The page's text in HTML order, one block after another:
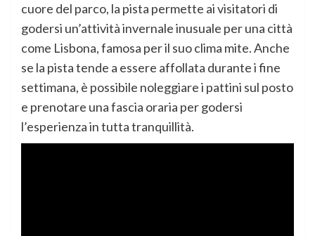
cuore del parco, la pista permette ai visitatori di
godersi un’attività invernale inusuale per una città
come Lisbona, famosa per il suo clima mite. Anche
se la pista tende a essere affollata durante i fine
settimana, è possibile noleggiare i pattini sul posto
e prenotare una fascia oraria per godersi
l’esperienza in tutta tranquillità.